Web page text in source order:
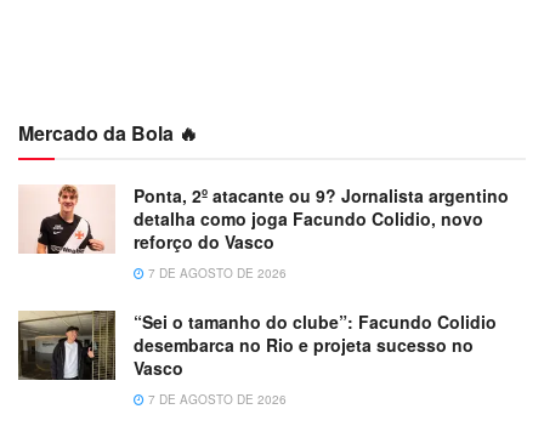
Mercado da Bola 🔥
Ponta, 2º atacante ou 9? Jornalista argentino
detalha como joga Facundo Colidio, novo
reforço do Vasco
7 DE AGOSTO DE 2026
“Sei o tamanho do clube”: Facundo Colidio
desembarca no Rio e projeta sucesso no
Vasco
7 DE AGOSTO DE 2026